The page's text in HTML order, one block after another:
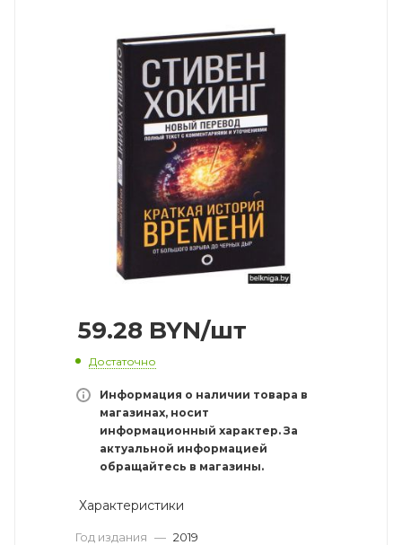
59.28 BYN/шт
Достаточно
Информация о наличии товара в
магазинах, носит
информационный характер. За
актуальной информацией
обращайтесь в магазины.
Характеристики
Год издания — 2019